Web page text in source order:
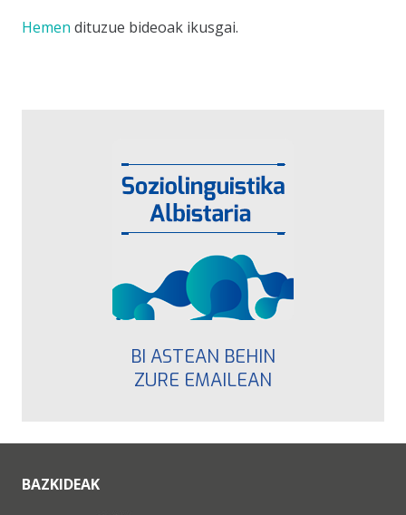
Hemen dituzue bideoak ikusgai.
BI ASTEAN BEHIN
ZURE EMAILEAN
BAZKIDEAK